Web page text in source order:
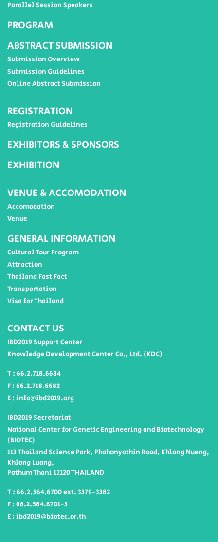
Parallel Session Speakers
PROGRAM
ABSTRACT SUBMISSION
Submission Overview
Submission Guidelines
Online Abstract Submission
REGISTRATION
Registration Guidelines
EXHIBITORS & SPONSORS
EXHIBITION
VENUE & ACCOMODATION
Accomodation
Venue
GENERAL INFORMATION
Cultural Tour Program
Attraction
Thailand Fast Fact
Transportation
Visa for Thailand
CONTACT US
IBD2019 Support Center
Knowledge Development Center Co., Ltd. (KDC)
T : 66.2.718.6684
F : 66.2.718.6682
E : info@ibd2019.org
IBD2019 Secretariat
National Center for Genetic Engineering and Biotechnology
(BIOTEC)
113 Thailand Science Park, Phahonyothin Road, Khlong Nueng,
Khlong Luang,
Pathum Thani 12120 THAILAND
T : 66.2.564.6700 ext. 3379-3382
F : 66.2.564.6701-5
E : ibd2019@biotec.or.th